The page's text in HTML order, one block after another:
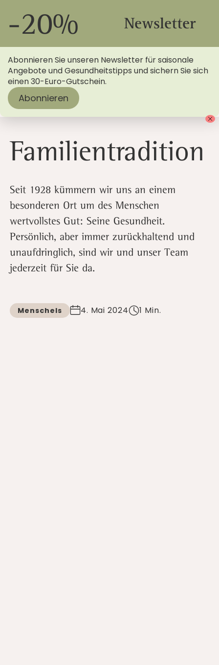
Startseite>Blog> Familientradition: Mensch sein bei
Menschels
Familientradition
Seit 1928 kümmern wir uns an einem
besonderen Ort um des Menschen
wertvollstes Gut: Seine Gesundheit.
Persönlich, aber immer zurückhaltend und
unaufdringlich, sind wir und unser Team
jederzeit für Sie da.
Menschels 4. Mai 2024 1 Min.
-20% Newsletter
Abonnieren Sie unseren Newsletter für saisonale
Angebote und Gesundheitstipps und sichern Sie sich
einen 30-Euro-Gutschein.
Abonnieren